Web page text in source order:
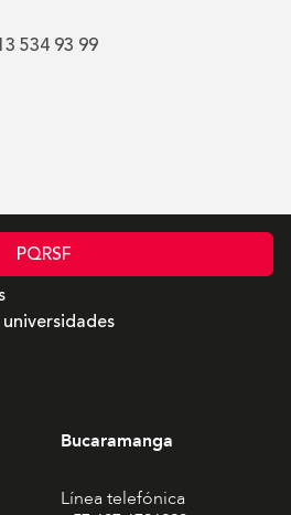
534 93 99
PQRSF
Bucaramanga
Línea telefónica